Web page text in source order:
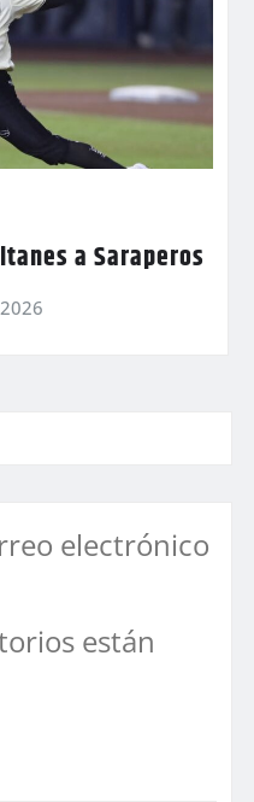
a Saraperos
electrónico
están